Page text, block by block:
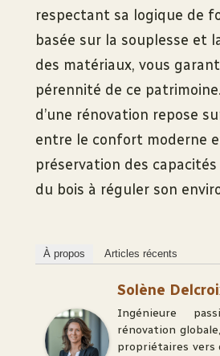
respectant sa logique de
basée sur la souplesse et
des matériaux, vous
pérennité de ce
d’une rénovation repose
entre le confort moderne
préservation des
du bois à réguler son
À propos Articles récents
Solène
Ingénieure
rénovation
propriétaires vers